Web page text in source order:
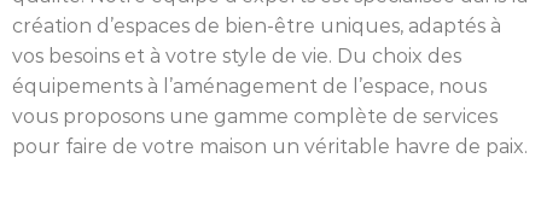
création d’espaces de bien-être uniques, adaptés à
vos besoins et à votre style de vie. Du choix des
équipements à l’aménagement de l’espace, nous
vous proposons une gamme complète de services
pour faire de votre maison un véritable havre de paix.